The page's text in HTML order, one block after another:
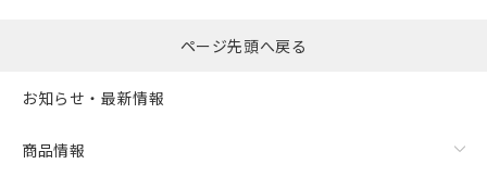
ページ先頭へ戻る
お知らせ・最新情報
商品情報